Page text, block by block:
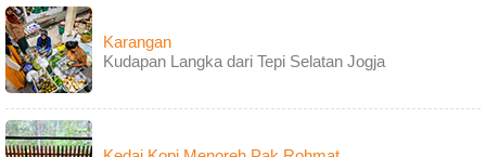
Karangan
Kudapan Langka dari Tepi Selatan Jogja